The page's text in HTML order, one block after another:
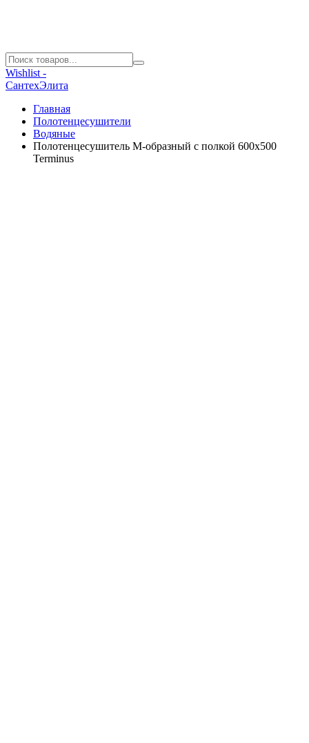
Wishlist -
СантехЭлита
Главная
Полотенцесушители
Водяные
Полотенцесушитель М-образный с полкой 600х500
Terminus